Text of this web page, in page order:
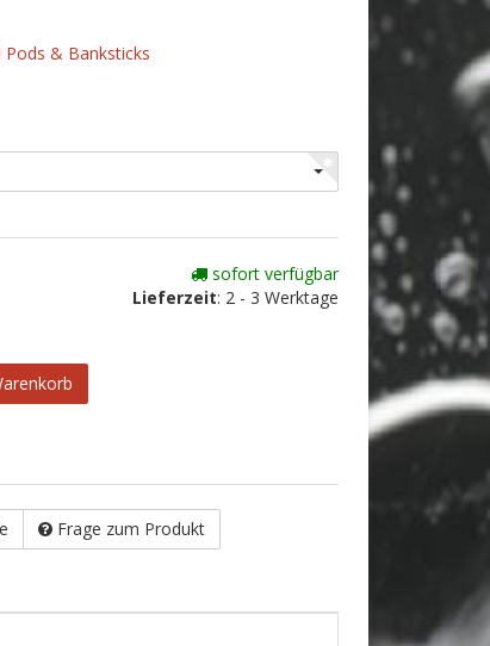
& Banksticks
sofort verfügbar
Lieferzeit: 2 - 3 Werktage
Frage zum Produkt